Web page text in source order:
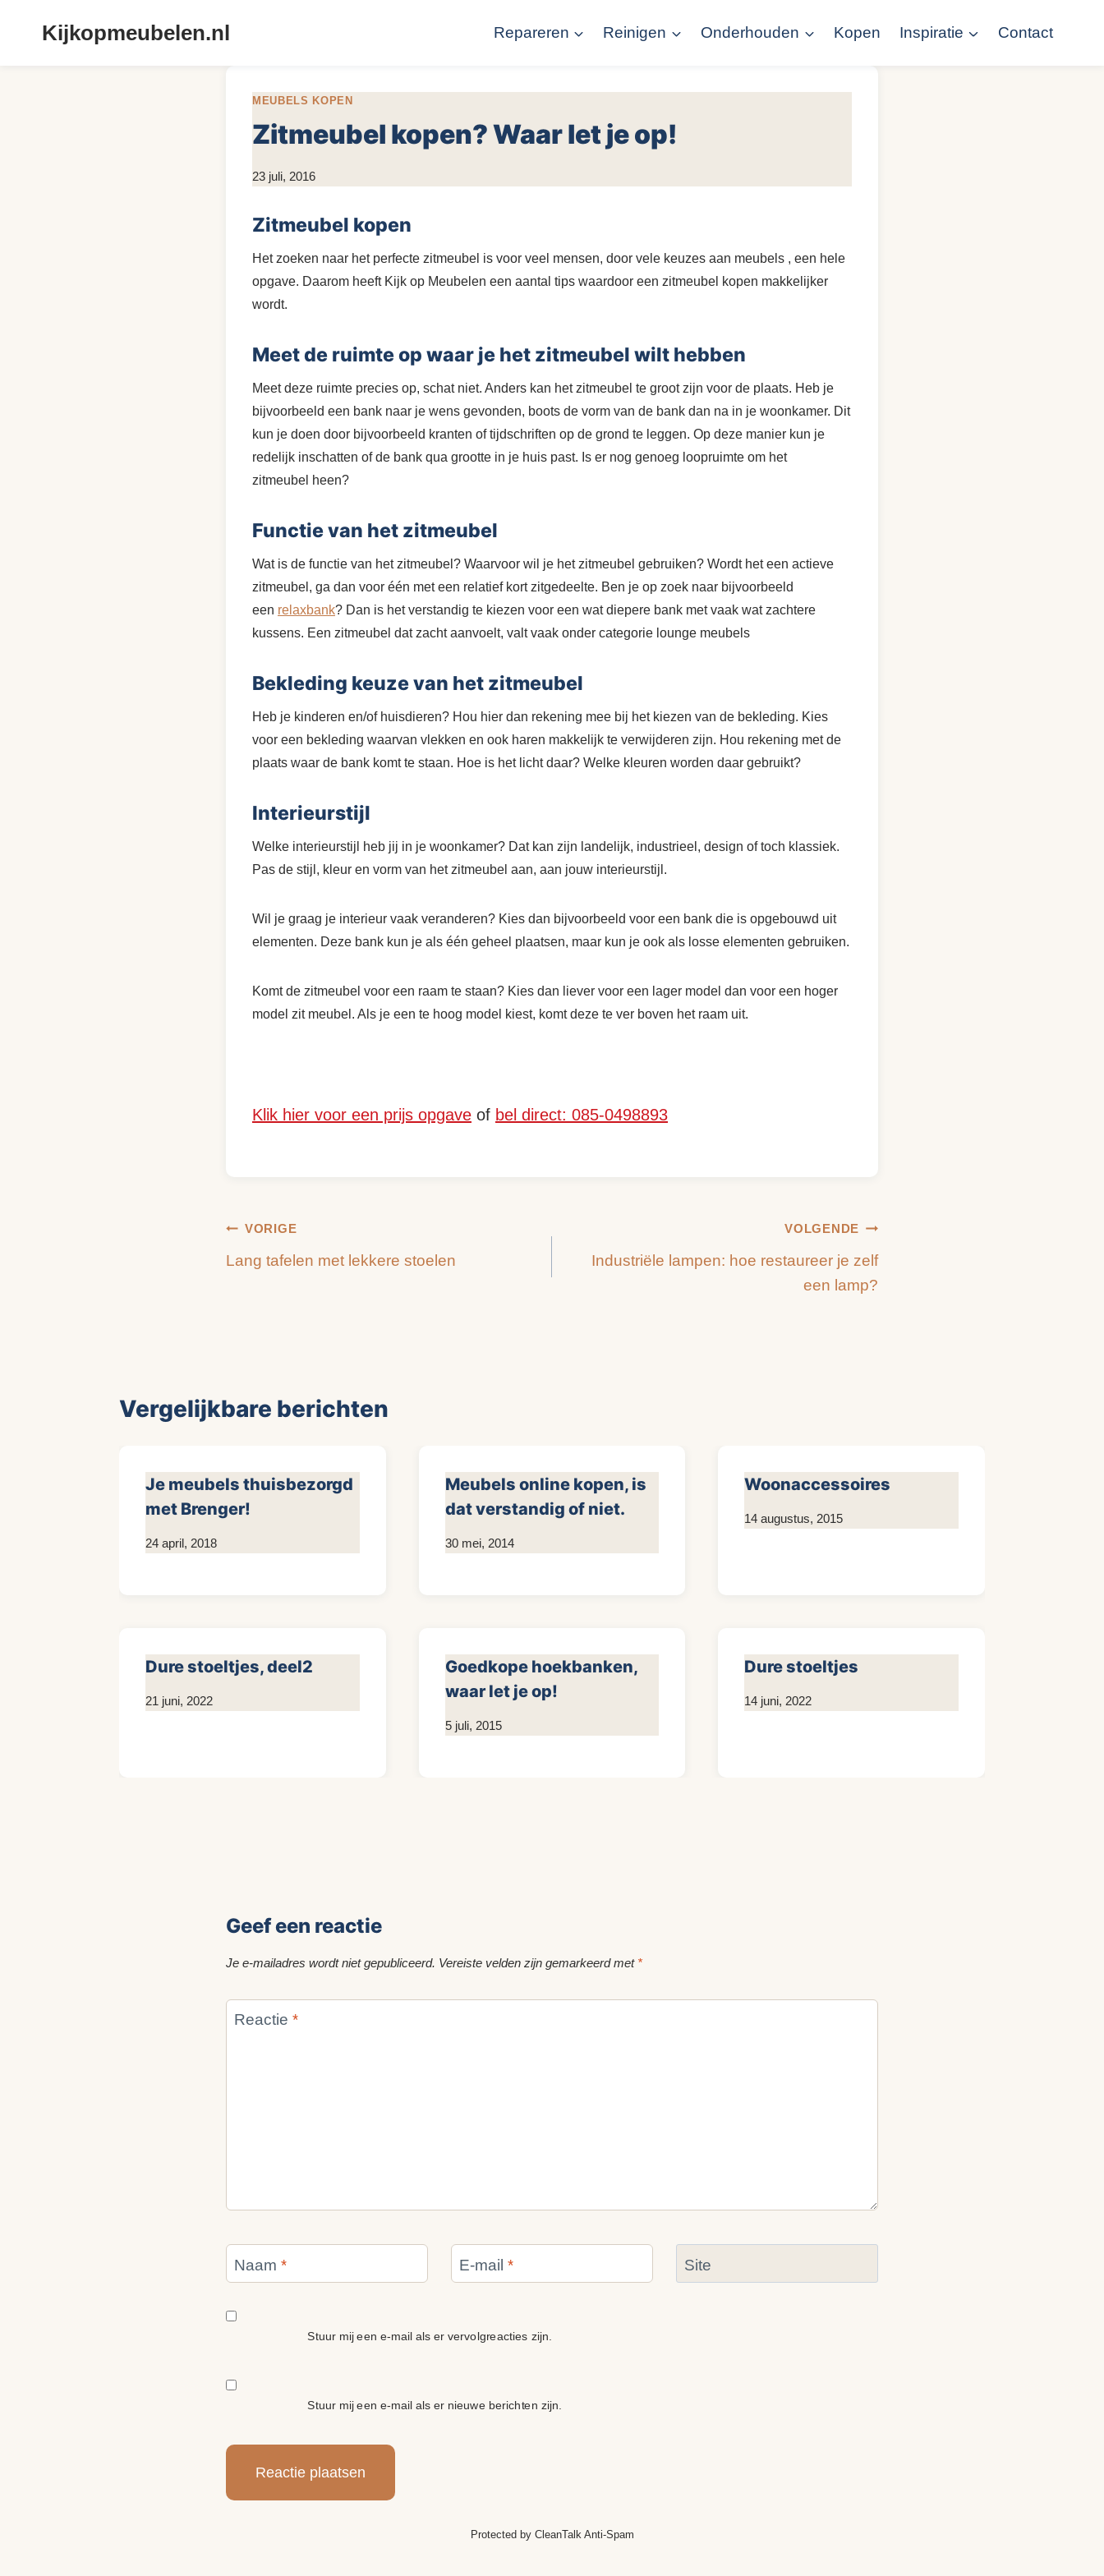
Kijkopmeubelen.nl Repareren Reinigen Onderhouden Kopen Inspiratie Contact
MEUBELS KOPEN
Zitmeubel kopen? Waar let je op!
Door
23 juli, 2016
Zitmeubel kopen
Het zoeken naar het perfecte zitmeubel is voor veel mensen, door vele keuzes aan meubels , een hele
opgave. Daarom heeft Kijk op Meubelen een aantal tips waardoor een zitmeubel kopen makkelijker
wordt.
Meet de ruimte op waar je het zitmeubel wilt hebben
Meet deze ruimte precies op, schat niet. Anders kan het zitmeubel te groot zijn voor de plaats. Heb je
bijvoorbeeld een bank naar je wens gevonden, boots de vorm van de bank dan na in je woonkamer. Dit
kun je doen door bijvoorbeeld kranten of tijdschriften op de grond te leggen. Op deze manier kun je
redelijk inschatten of de bank qua grootte in je huis past. Is er nog genoeg loopruimte om het
zitmeubel heen?
Functie van het zitmeubel
Wat is de functie van het zitmeubel? Waarvoor wil je het zitmeubel gebruiken? Wordt het een actieve
zitmeubel, ga dan voor één met een relatief kort zitgedeelte. Ben je op zoek naar bijvoorbeeld
een relaxbank? Dan is het verstandig te kiezen voor een wat diepere bank met vaak wat zachtere
kussens. Een zitmeubel dat zacht aanvoelt, valt vaak onder categorie lounge meubels
Bekleding keuze van het zitmeubel
Heb je kinderen en/of huisdieren? Hou hier dan rekening mee bij het kiezen van de bekleding. Kies
voor een bekleding waarvan vlekken en ook haren makkelijk te verwijderen zijn. Hou rekening met de
plaats waar de bank komt te staan. Hoe is het licht daar? Welke kleuren worden daar gebruikt?
Interieurstijl
Welke interieurstijl heb jij in je woonkamer? Dat kan zijn landelijk, industrieel, design of toch klassiek.
Pas de stijl, kleur en vorm van het zitmeubel aan, aan jouw interieurstijl.
Wil je graag je interieur vaak veranderen? Kies dan bijvoorbeeld voor een bank die is opgebouwd uit
elementen. Deze bank kun je als één geheel plaatsen, maar kun je ook als losse elementen gebruiken.
Komt de zitmeubel voor een raam te staan? Kies dan liever voor een lager model dan voor een hoger
model zit meubel. Als je een te hoog model kiest, komt deze te ver boven het raam uit.
Klik hier voor een prijs opgave of bel direct: 085-0498893
Bericht
navigatie
VORIGE
Lang tafelen met lekkere stoelen
VOLGENDE
Industriële lampen: hoe restaureer je zelf
een lamp?
Vergelijkbare berichten
Je meubels thuisbezorgd
met Brenger!
Door
24 april, 2018
Meubels online kopen, is
dat verstandig of niet.
Door
30 mei, 2014
Woonaccessoires
Door
14 augustus, 2015
Dure stoeltjes, deel2
Door
21 juni, 2022
Goedkope hoekbanken,
waar let je op!
Door
5 juli, 2015
Dure stoeltjes
Door
14 juni, 2022
Geef een reactie
Je e-mailadres wordt niet gepubliceerd. Vereiste velden zijn gemarkeerd met *
Reactie *
Naam * E-mail * Site
Stuur mij een e-mail als er vervolgreacties zijn.
Stuur mij een e-mail als er nieuwe berichten zijn.
Protected by CleanTalk Anti-Spam